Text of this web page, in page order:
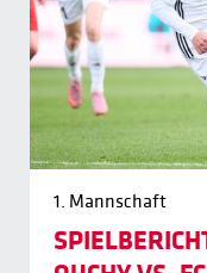
1. Mannschaft